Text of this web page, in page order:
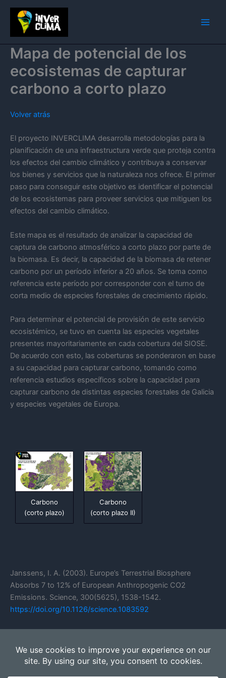
contenido
Mapa de potencial de los
ecosistemas de capturar
carbono a corto plazo
Volver atrás
El proyecto INVERCLIMA desarrolla metodologías para la
planificación de una infraestructura verde que proteja contra
los efectos del cambio climático y contribuya a conservar
los bienes y servicios que la naturaleza nos ofrece. El primer
paso para conseguir este objetivo es identificar el potencial
de los ecosistemas para proveer servicios que mitiguen los
efectos del cambio climático.
Este mapa es el resultado de analizar la capacidad de
captura de carbono atmosférico a corto plazo por parte de
la biomasa. Es decir, la capacidad de la biomasa de retener
carbono por un período inferior a 20 años. Se toma como
referencia este período por corresponder con el turno de
corta medio de especies forestales de crecimiento rápido.
Para determinar el potencial de provisión de este servicio
ecosistémico, se tuvo en cuenta las especies vegetales
presentes mayoritariamente en cada cobertura del SIOSE.
De acuerdo con esto, las coberturas se ponderaron en base
a su capacidad para capturar carbono, tomando como
referencia estudios específicos sobre la capacidad para
capturar carbono de distintas especies forestales de Galicia
y especies vegetales de Europa.
Carbono
(corto plazo)
Carbono
(corto plazo II)
Janssens, I. A. (2003). Europe’s Terrestrial Biosphere
Absorbs 7 to 12% of European Anthropogenic CO2
Emissions. Science, 300(5625), 1538-1542.
https://doi.org/10.1126/science.1083592
Lado. (2005). Alternativas de secuestro de carbono
orgánico en suelos y biomasa de Galicia. Recursos Rurais, 1,